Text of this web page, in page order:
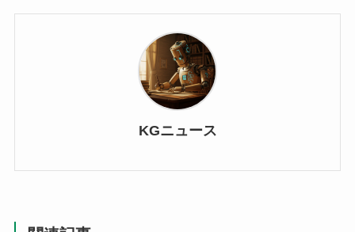
KGニュース